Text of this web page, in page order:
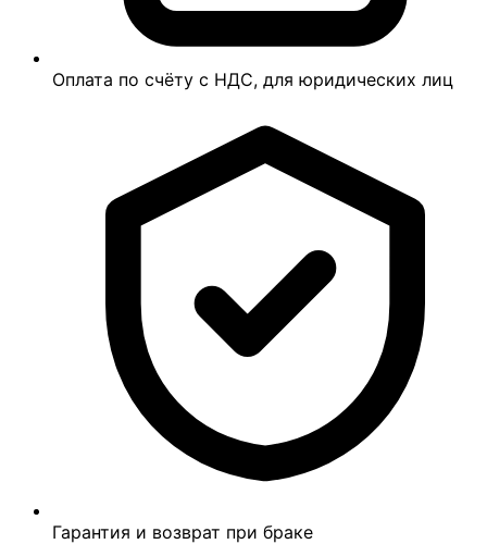
Оплата по счёту с НДС, для юридических лиц
Гарантия и возврат при браке